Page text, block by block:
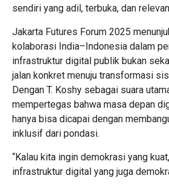
sendiri yang adil, terbuka, dan
Jakarta Futures Forum 2025
kolaborasi India–Indonesia dalam
infrastruktur digital publik bukan
jalan konkret menuju transformasi
Dengan T. Koshy sebagai suara
mempertegas bahwa masa depan
hanya bisa dicapai dengan
inklusif dari pondasi.
“Kalau kita ingin demokrasi yang
infrastruktur digital yang juga